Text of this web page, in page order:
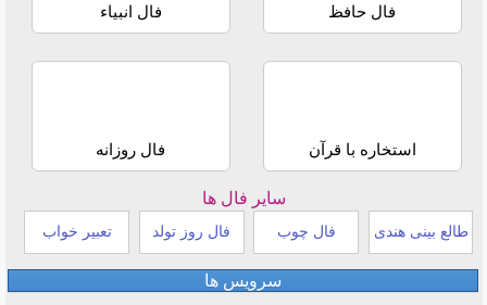
فال حافظ فال انبیاء
استخاره با قرآن فال روزانه
سایر فال ها
طالع بینی هندی فال چوب فال روز تولد تعبیر خواب
سرویس ها